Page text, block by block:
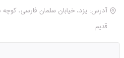
قدیم